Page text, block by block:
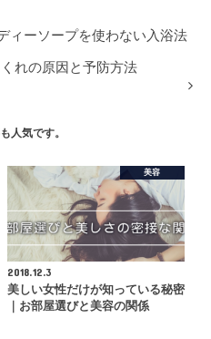
ィーソープを使わない入浴法
れの原因と予防方法
人気です。
美容
2018.12.3
美しい女性だけが知っている秘密
｜お部屋選びと美容の関係